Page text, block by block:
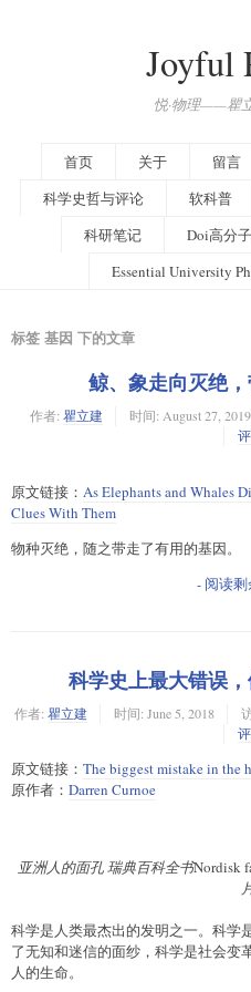
Joyful
悦·物理——瞿
首页 关于 留言
科学史哲与评论
软科普
科研笔记
Doi高分
Essential University
标签 基因 下的文章
鲸、象走向灭绝
作者: 瞿立建 时间: August 27, 2019
原文链接： As Elephants and Whales
Clues With Them
物种灭绝，随之带走了有用的基因。
- 阅读
科学史上最大错误
作者: 瞿立建 时间: June 5, 2018
原文链接： The biggest mistake in the
原作者： Darren Curnoe
亚洲人的面孔 瑞典百科全书Nordisk
科学是人类最杰出的发明之一。科学
了无知和迷信的面纱，科学是社会变
人的生命。